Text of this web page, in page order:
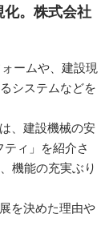
化。株式会社
ームや、建設現
システムなどを
、建設機械の安
ィ」を紹介さ
機能の充実ぶり
を決めた理由や